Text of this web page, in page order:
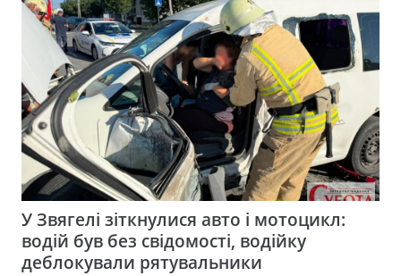
У Звягелі зіткнулися авто і мотоцикл:
водій був без свідомості, водійку
деблокували рятувальники